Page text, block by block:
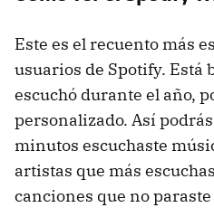
Este es el recuento más
usuarios de Spotify. Está
escuchó durante el año,
personalizado. Así
minutos escuchaste
artistas que más
canciones que no